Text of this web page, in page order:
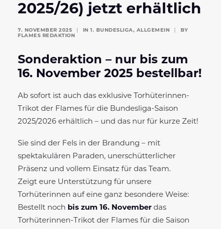
2025/26) jetzt erhältlich
7. NOVEMBER 2025 IN 1. BUNDESLIGA, ALLGEMEIN
BY
FLAMES REDAKTION
Sonderaktion – nur bis zum
16. November 2025 bestellbar!
Ab sofort ist auch das exklusive Torhüterinnen-
Trikot der Flames für die Bundesliga-Saison
2025/2026 erhältlich – und das nur für kurze Zeit!
Sie sind der Fels in der Brandung – mit
spektakulären Paraden, unerschütterlicher
Präsenz und vollem Einsatz für das Team.
Zeigt eure Unterstützung für unsere
Torhüterinnen auf eine ganz besondere Weise:
Bestellt noch bis zum 16. November das
Torhüterinnen-Trikot der Flames für die Saison